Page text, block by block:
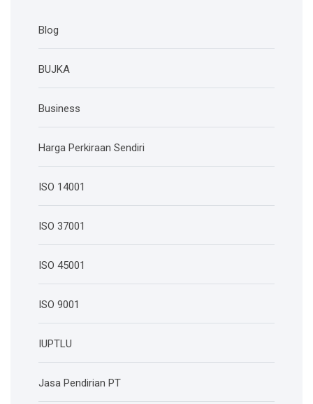
Blog
BUJKA
Business
Harga Perkiraan Sendiri
ISO 14001
ISO 37001
ISO 45001
ISO 9001
IUPTLU
Jasa Pendirian PT